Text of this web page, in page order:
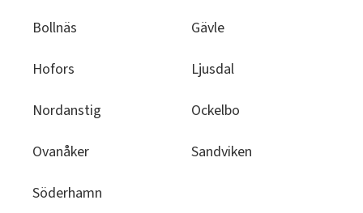
Bollnäs Gävle
Hofors Ljusdal
Nordanstig Ockelbo
Ovanåker Sandviken
Söderhamn